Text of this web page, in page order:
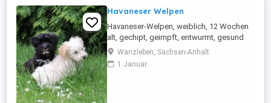
Havaneser Welpen
Havaneser-Welpen, weiblich, 12 Wochen
alt, gechipt, geimpft, entwurmt, gesund
suchen ab sofort ein neues Zuhause.
Wanzleben, Sachsen-Anhalt
1 Januar